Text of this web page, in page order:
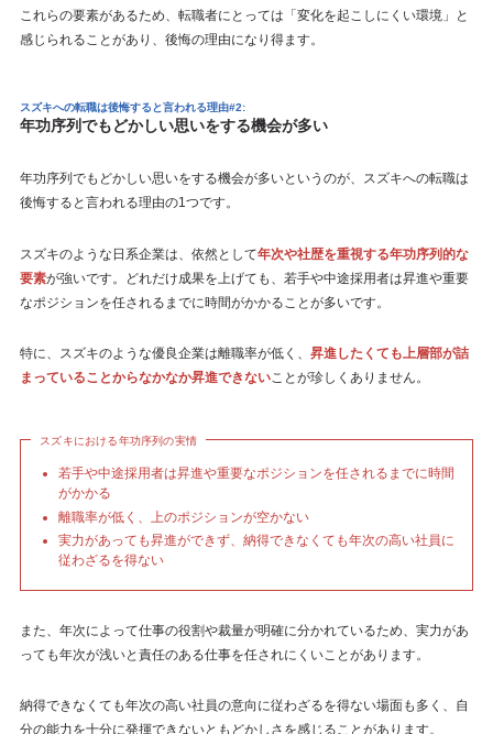
これらの要素があるため、転職者にとっては「変化を起こしにくい環境」と
感じられることがあり、後悔の理由になり得ます。
スズキへの転職は後悔すると言われる理由#2:
年功序列でもどかしい思いをする機会が多い
年功序列でもどかしい思いをする機会が多いというのが、スズキへの転職は
後悔すると言われる理由の1つです。
スズキのような日系企業は、依然として年次や社歴を重視する年功序列的な
要素が強いです。どれだけ成果を上げても、若手や中途採用者は昇進や重要
なポジションを任されるまでに時間がかかることが多いです。
特に、スズキのような優良企業は離職率が低く、 昇進したくても上層部が詰
まっていることからなかなか昇進できないことが珍しくありません。
スズキにおける年功序列の実情
若手や中途採用者は昇進や重要なポジションを任されるまでに時間
がかかる
離職率が低く、上のポジションが空かない
実力があっても昇進ができず、納得できなくても年次の高い社員に
従わざるを得ない
また、年次によって仕事の役割や裁量が明確に分かれているため、実力があ
っても年次が浅いと責任のある仕事を任されにくいことがあります。
納得できなくても年次の高い社員の意向に従わざるを得ない場面も多く、自
分の能力を十分に発揮できないともどかしさを感じることがあります。